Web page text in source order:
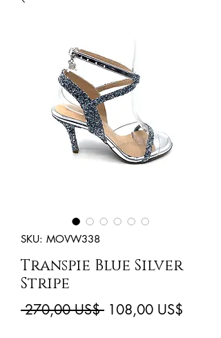
SKU: MOVW338
Transpie Blue Silver
Stripe
270,00 US$ Precio
108,00 US$